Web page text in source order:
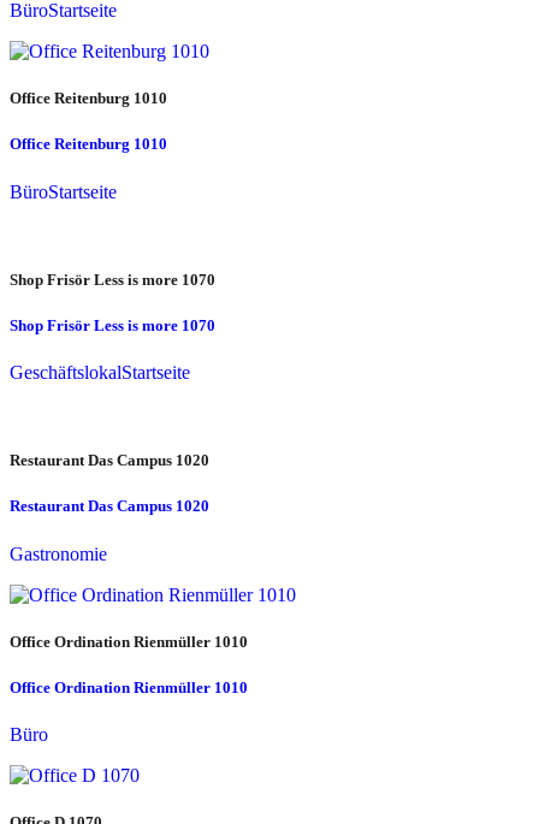
BüroStartseite
Office Reitenburg 1010
Office Reitenburg 1010
BüroStartseite
Shop Frisör Less is more 1070
Shop Frisör Less is more 1070
GeschäftslokalStartseite
Restaurant Das Campus 1020
Restaurant Das Campus 1020
Gastronomie
Office Ordination Rienmüller 1010
Office Ordination Rienmüller 1010
Büro